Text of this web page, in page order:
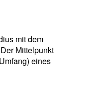
mit dem
Mittelpunkt
eines